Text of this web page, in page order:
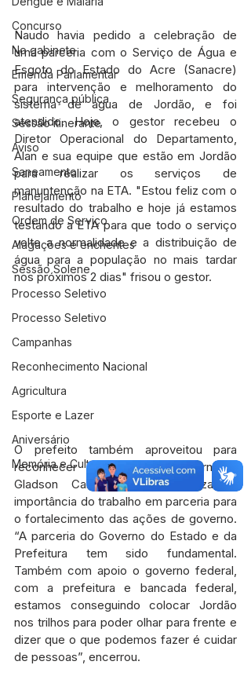
Concurso
No gabinete
Emenda Parlamentar
Segurança pública
Sessão itinerante
Aviso
Saneamento
Planejamento
Ordem de Serviço
Alagações e enchentes
Sessão Solene
Processo Seletivo
Processo Seletivo
Campanhas
Reconhecimento Nacional
Agricultura
Esporte e Lazer
Aniversário
Memória e Cultura
Naudo havia pedido a celebração de
uma parceria com o Serviço de Água e
Esgoto do Estado do Acre (Sanacre)
para intervenção e melhoramento do
sistema de água de Jordão, e foi
atendido. Hoje, o gestor recebeu o
Diretor Operacional do Departamento,
Alan e sua equipe que estão em Jordão
para realizar os serviços de
manuntenção na ETA. "Estou feliz com o
resultado do trabalho e hoje já estamos
testando a ETA para que todo o serviço
volte a normalidade e a distribuição de
água para a população no mais tardar
nos próximos 2 dias" frisou o gestor.
O prefeito também aproveitou para
reconhecer o apoio do governador
Gladson Cameli   e enfatizar a
importância do trabalho em parceria para
o fortalecimento das ações de governo.
“A parceria do Governo do Estado e da
Prefeitura tem sido fundamental.
Também com apoio o governo federal,
com a prefeitura e bancada federal,
estamos conseguindo colocar Jordão
nos trilhos para poder olhar para frente e
dizer que o que podemos fazer é cuidar
de pessoas”, encerrou.